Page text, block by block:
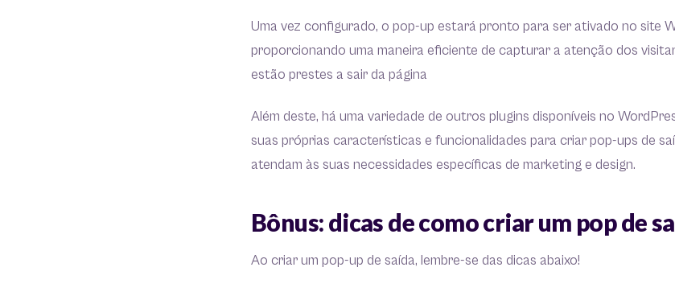
Uma vez configurado, o pop-up estará pronto para ser ativado no site
proporcionando uma maneira eficiente de capturar a atenção dos
estão prestes a sair da página
Além deste, há uma variedade de outros plugins disponíveis no
suas próprias características e funcionalidades para criar pop-ups de
atendam às suas necessidades específicas de marketing e design.
Bônus: dicas de como criar um pop de
Ao criar um pop-up de saída, lembre-se das dicas abaixo!